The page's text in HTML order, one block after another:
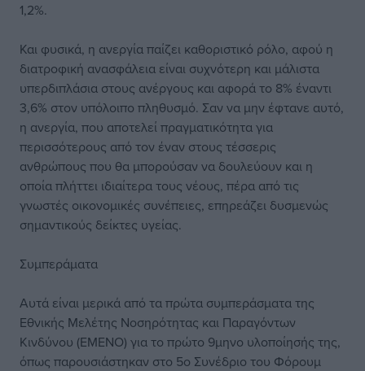
1,2%.
Και φυσικά, η ανεργία παίζει καθοριστικό ρόλο, αφού η
διατροφική ανασφάλεια είναι συχνότερη και μάλιστα
υπερδιπλάσια στους ανέργους και αφορά το 8% έναντι
3,6% στον υπόλοιπο πληθυσμό. Σαν να μην έφτανε αυτό,
η ανεργία, που αποτελεί πραγματικότητα για
περισσότερους από τον έναν στους τέσσερις
ανθρώπους που θα μπορούσαν να δουλεύουν και η
οποία πλήττει ιδιαίτερα τους νέους, πέρα από τις
γνωστές οικονομικές συνέπειες, επηρεάζει δυσμενώς
σημαντικούς δείκτες υγείας.
Συμπεράματα
Αυτά είναι μερικά από τα πρώτα συμπεράσματα της
Εθνικής Μελέτης Νοσηρότητας και Παραγόντων
Κινδύνου (ΕΜΕΝΟ) για το πρώτο 9μηνο υλοποίησής της,
όπως παρουσιάστηκαν στο 5ο Συνέδριο του Φόρουμ